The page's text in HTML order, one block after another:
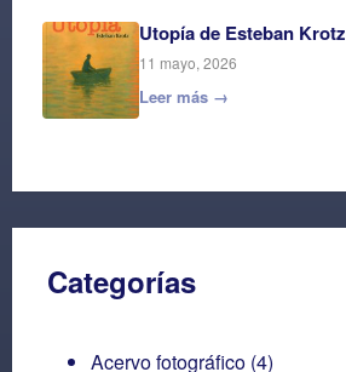
Utopía de Esteban Krotz
11 mayo, 2026
Leer más →
Categorías
Acervo fotográfico (4)